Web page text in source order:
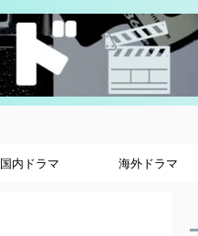
国内ドラマ 海外ドラマ